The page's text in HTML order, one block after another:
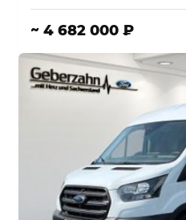
~ 4 682 000 ₽